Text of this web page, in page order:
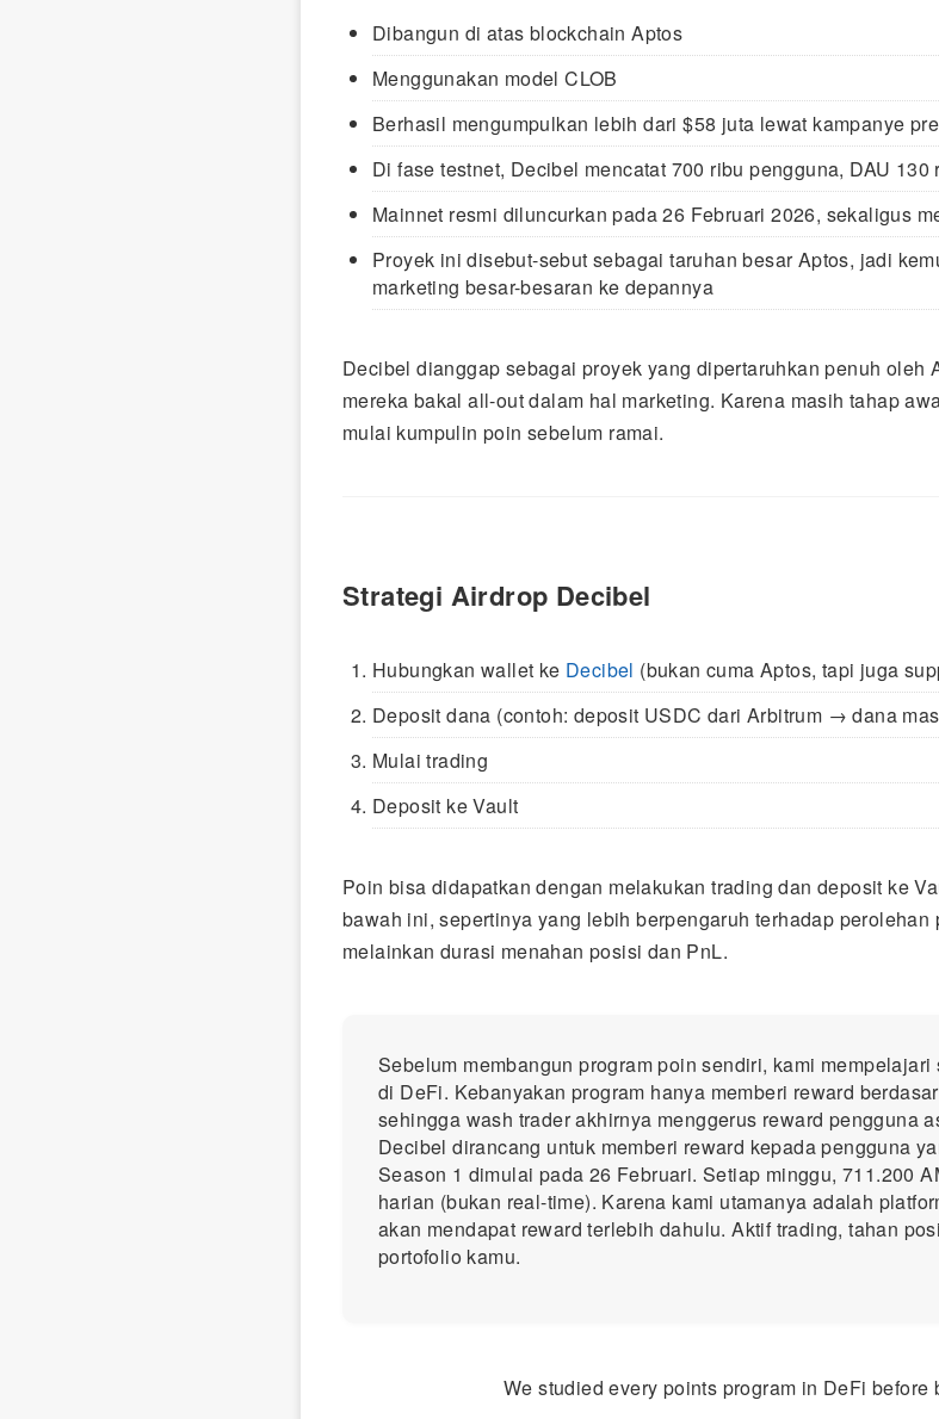
Dibangun di atas blockchain Aptos
Menggunakan model CLOB
Berhasil mengumpulkan lebih dari $58 juta lewat kampanye
Di fase testnet, Decibel mencatat 700 ribu pengguna, DAU
Mainnet resmi diluncurkan pada 26 Februari 2026, sekaligus
Proyek ini disebut-sebut sebagai taruhan besar Aptos, jadi
marketing besar-besaran ke depannya
Decibel dianggap sebagai proyek yang dipertaruhkan penuh oleh
mereka bakal all-out dalam hal marketing. Karena masih tahap
mulai kumpulin poin sebelum ramai.
Strategi Airdrop Decibel
Hubungkan wallet ke Decibel (bukan cuma Aptos, tapi juga
Deposit dana (contoh: deposit USDC dari Arbitrum → dana
Mulai trading
Deposit ke Vault
Poin bisa didapatkan dengan melakukan trading dan deposit ke
bawah ini, sepertinya yang lebih berpengaruh terhadap
melainkan durasi menahan posisi dan PnL.
Sebelum membangun program poin sendiri, kami
di DeFi. Kebanyakan program hanya memberi reward
sehingga wash trader akhirnya menggerus reward pengguna
Decibel dirancang untuk memberi reward kepada pengguna
Season 1 dimulai pada 26 Februari. Setiap minggu, 711.200
harian (bukan real-time). Karena kami utamanya adalah
akan mendapat reward terlebih dahulu. Aktif trading, tahan
portofolio kamu.
We studied every points program in DeFi before